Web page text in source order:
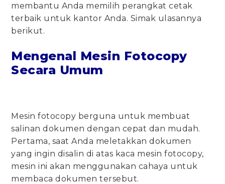
membantu Anda memilih perangkat cetak
terbaik untuk kantor Anda. Simak ulasannya
berikut.
Mengenal Mesin Fotocopy
Secara Umum
Mesin fotocopy berguna untuk membuat
salinan dokumen dengan cepat dan mudah.
Pertama, saat Anda meletakkan dokumen
yang ingin disalin di atas kaca mesin fotocopy,
mesin ini akan menggunakan cahaya untuk
membaca dokumen tersebut.